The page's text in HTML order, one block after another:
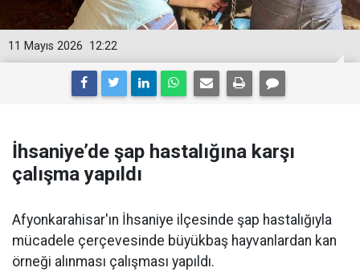
12:22
11 Mayıs 2026
İhsaniye’de şap hastalığına karşı
çalışma yapıldı
Afyonkarahisar'ın İhsaniye ilçesinde şap hastalığıyla
mücadele çerçevesinde büyükbaş hayvanlardan kan
örneği alınması çalışması yapıldı.